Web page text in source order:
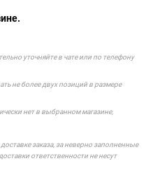
уточняйте в чате или по телефону
не более двух позиций в размере
нет в выбранном магазине,
заказа, за неверно заполненные
ответственности не несут